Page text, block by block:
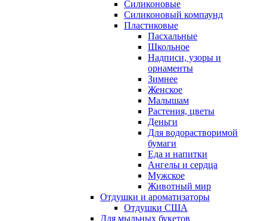
Силиконовые
Силиконовый компаунд
Пластиковые
Пасхальные
Школьное
Надписи, узоры и
орнаменты
Зимнее
Женское
Малышам
Растения, цветы
Деньги
Для водорастворимой
бумаги
Еда и напитки
Ангелы и сердца
Мужское
Животный мир
Отдушки и ароматизаторы
Отдушки США
Для мыльных букетов